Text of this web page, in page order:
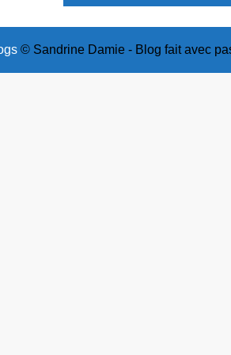
© Sandrine Damie - Blog fait avec